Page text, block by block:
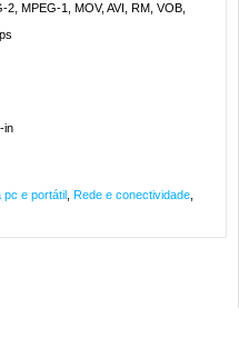
MPEG-1, MOV, AVI, RM, VOB,
in
e portátil Rede e conectividade